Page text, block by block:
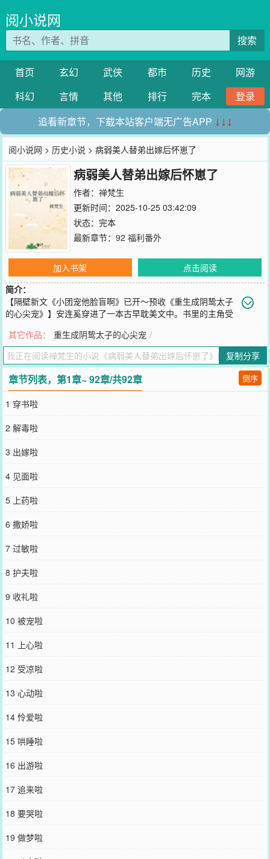
阅小说网
搜索
首页 玄幻 武侠 都市 历史
网游
科幻
言情 其他 排行 完本
登录
追看新章节，下载本站客户端无广告APP ↓↓↓
阅小说网 > 历史小说 > 病弱美人替弟出嫁后怀崽了
病弱美人替弟出嫁后怀崽了
作者： 禅梵生
更新时间：2025-10-25 03:42:09
状态：完本
最新章节： 92 福利番外
加入书架
点击阅读
简介：
【隔壁新文《小团宠他脸盲啊》已开～预收《重生成阴鸷太子
的心尖宠》】安连奚穿进了一本古早耽美文中。书里的主角受
灰哥哥。在主角受被迫指婚给那个暴戾恣睢，患有疯病的岐王时替弟
出嫁，成为岐王妃，当夜就因为惹怒岐王为而发病而死。没错，这个
主角受的炮灰哥哥患有不足之症，一步三喘，发病时有性命之忧。熟
知剧情的安连奚：……这不跑留着过年吗。安连奚不得不顶着病体连
夜跑路，却在半道中不甚跌落悬崖，而后比穿书更狗血的与人春风一
度。正所谓人倒霉了，喝口水都塞牙。不想走剧情的安连奚再次收拾
包袱跑路，接着就被安府的人抓了回去，塞上了送入岐王府的喜轿
中。安连奚暗道吾命休矣。当夜却看到那一袭红袍，气度高华的男子
不见传闻中的半点暴戾，微微倾身朝他靠近，低语：“我道是谁，原来
是岐王妃。”安连奚瞪大眼：“竟然是你！！！”-所有人都在等着那个被
送进岐王府的安家那个小病秧子的死讯。结果日子一天天过去，岐王
府传来的却是王妃被宠上天的消息。传言，岐王对待王妃低声下气。
传言，岐王寻访名医为王妃调养身体。更有传言，王妃时常将岐王赶
去书房睡觉。听到这些传言的安连奚大怒，当夜就把岐王关在门外。
“是本王哪里没伺候好，才叫王妃怪罪。”男人在房门外温声哄着，“本
王这便道歉，烦请王妃息怒，莫赶我去书房。”安连奚丢出竹枕，砸在
门上发出脆响，他看着微凸的小腹欲哭无泪。道歉有什么用！书里也
没说岐王这么天赋异禀，还能让男人怀孕啊！·可可爱爱没有脑袋病弱
美人受×超级无敌宠妻腹黑王爷攻·原文案《佛子》，实在没有灵感
了，所以替换啦，大家喜欢的可以留下继续看新文，不喜欢的我们有
缘再见哇～·大家文明看文，不要人参公鸡噢。主角的性格不是绝对完
美，不喜欢主角咱们可以换一本，晋江好文千千万，不要骂人呀～
****************《重生成阴鸷太子的心尖宠》文案：江望津，候府世
子。上辈子拖着病体殚精竭虑，官拜宰相，只为助七皇子登基，甚至
不惜与长兄决裂。最终却遭亲信背叛，被一起长大的少将军厌弃，与
至交好友的反目……落得个鸟尽弓藏，客死他乡的下场。重活一世，
江望津决定做个富贵闲人，安安心心接受家族与长兄的荫庇。看着七
皇子再度朝他递来的橄榄枝，江望津一手捂心口，一手掩唇，松开时
掌心染血，“我这身体，怕是不能为殿下分忧了。”话落，望向一旁看
起来只是路过的兄长，朝他伸手，要抱，“哥，我想回府。”江南萧沉
默一瞬，接着抱起这个向来看他不顺的‘弟弟’回去。从那日后，江望津
闭门谢客，拒绝了一起少将军的探望，特意错过与上辈子好友相识的
机会。江府的下人们整日都能听到他们的小世子整日口中哥哥长、哥
哥短，半句不离哥，甚至时常能看到窝在大少爷怀里的小世子。-在江
府，明面上江南萧是江侯爷的养子，暗地里所有人皆以为他是江侯爷
的私生子。直到那日江南萧身份暴露，前皇后遗孤，早已‘薨逝’的小太
子。江望津看着眼前与上一世相比面目前非的剧情，捂着心脏，深觉
自己的咸鱼生活就要到头了，不想再牵扯入朝堂纷争的他连夜收拾细
软准备离京。却不想夜半时分，身着四爪蟒袍的人影廊下不知静立了
多久，视线凛然扫向他手中的包袱，眼神渐冷。“不是说喜欢哥哥，要
永远和哥哥在一起？”最后，江望津捂着发闷的心口被堵回了房间。耳
边是低沉舒缓的喃喃，“身子这样弱，还想跑到哪去？”掩藏在温柔语
气下的执拗令人心惊。“留下来，做孤的太子妃。”“待在孤身边。”·城
府极深韬光养晦太子攻×重生咸鱼摆烂病弱受****************《小团宠他
其它作品： 重生成阴鸷太子的心尖宠 /
复制分享
章节列表，第1章~ 92章/共92章 倒序
1 穿书啦
2 解毒啦
3 出嫁啦
4 见面啦
5 上药啦
6 撒娇啦
7 过敏啦
8 护夫啦
9 收礼啦
10 被宠啦
11 上心啦
12 受凉啦
13 心动啦
14 怜爱啦
15 哄睡啦
16 出游啦
17 追来啦
18 要哭啦
19 做梦啦